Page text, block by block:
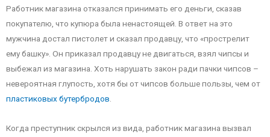
Работник магазина отказался принимать его деньги, сказав
покупателю, что купюра была ненастоящей. В ответ на это
мужчина достал пистолет и сказал продавцу, что «прострелит
ему башку». Он приказал продавцу не двигаться, взял чипсы и
выбежал из магазина. Хоть нарушать закон ради пачки чипсов –
невероятная глупость, хотя бы от чипсов больше пользы, чем от
пластиковых бутербродов
Когда преступник скрылся из вида, работник магазина вызвал